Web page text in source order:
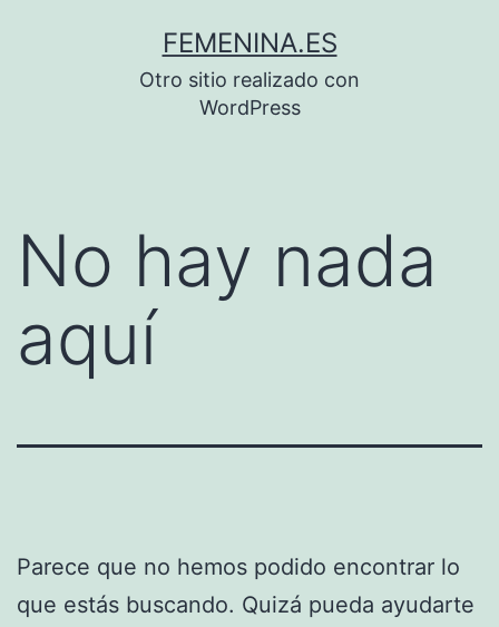
FEMENINA.ES
Otro sitio realizado con
WordPress
No hay nada
aquí
Parece que no hemos podido encontrar lo
que estás buscando. Quizá pueda ayudarte